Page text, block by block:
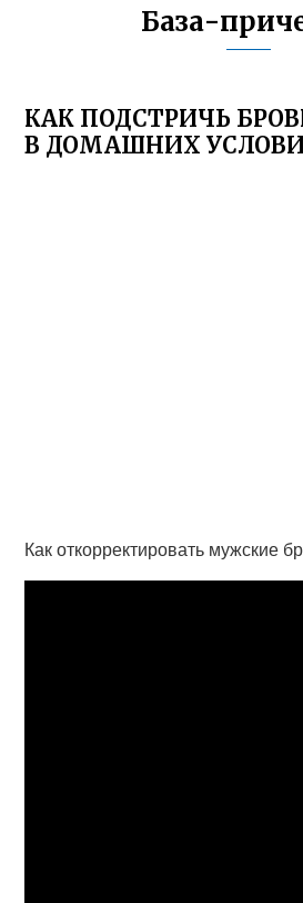
База-
КАК ПОДСТРИЧЬ
В ДОМАШНИХ
Как откорректировать мужские